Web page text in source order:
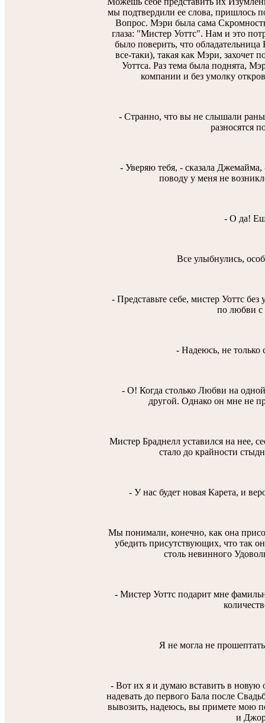
мы подтвердили ее слова, пришлось
Вопрос. Мэри была сама
глаза: "Мистер Уоттс". Нам и это
было поверить, что
все-таки), такая как Мэри, захочет
Уоттса. Раз тема была поднята,
компании и без умолку
- Странно, что вы не слышали
разносятся
- Уверяю тебя, - сказала
поводу у меня не
- О да!
Все улыбнулись,
- Представьте себе, мистер Уоттс
по любви с
- Надеюсь, не только
- О! Когда столько Любви на
другой. Однако он мне не
Мистер Браднелл уставился на нее,
стало до крайности
- У нас будет новая Карета, и
Мы понимали, конечно, как она
убедить присутствующих, что так
столь невинного
- Мистер Уоттс подарит мне
Я не могла не
- Вот их я и думаю вставить в новую
надевать до первого Бала после
вывозить, надеюсь, вы примете мою
и